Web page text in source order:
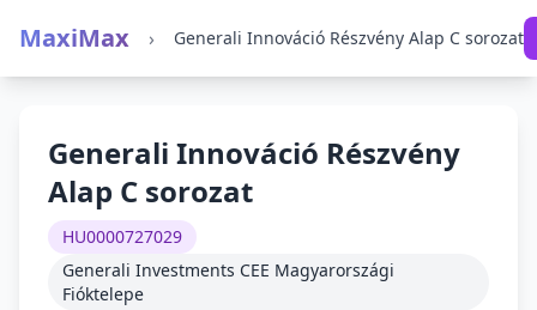
MaxiMax › Generali Innováció Részvény Alap C sorozat
Generali Innováció Részvény
Alap C sorozat
HU0000727029
Generali Investments CEE Magyarországi
Fióktelepe